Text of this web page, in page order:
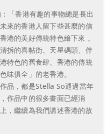
香港有趣的事物總是長出
來的香港人留下些甚麼的信
港的美好傳統特色繪下來，
拆的喜帖街、天星碼頭、伴
特色的舊食肆、香港的傳統
味俱全」的老香港。
，都是Stella So通過當年
作品中的很多畫面已經消
，繼續為我們講述香港的故